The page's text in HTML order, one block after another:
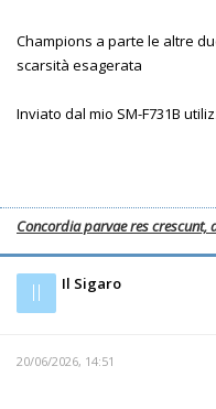
Champions a parte le altre
scarsità esagerata
Inviato dal mio SM-F731B
Concordia parvae res
Il Il Sigaro
20/06/2026, 14:51